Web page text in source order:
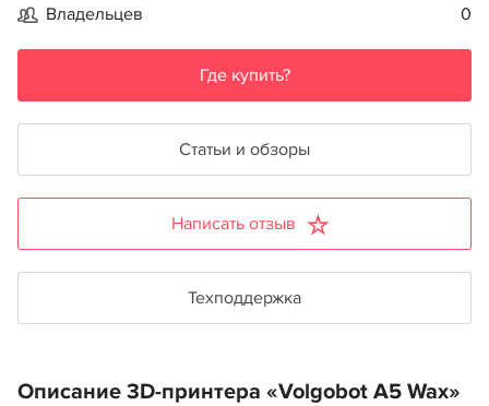
Владельцев 0
Где купить?
Статьи и обзоры
Написать отзыв
Техподдержка
Описание 3D-принтера «Volgobot A5 Wax»